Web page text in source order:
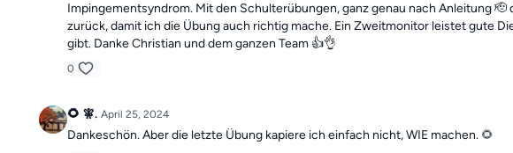
Impingementsyndrom. Mit den Schulterübungen, ganz genau nach Anleitung
zurück, damit ich die Übung auch richtig mache. Ein Zweitmonitor leistet gute
gibt. Danke Christian und dem ganzen Team 👍👌
0
🌻 🧚. April 25, 2024
Dankeschön. Aber die letzte Übung kapiere ich einfach nicht, WIE machen. 🌻